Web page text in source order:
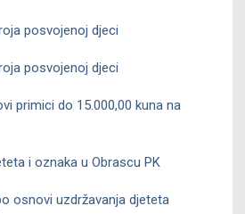
posvojenoj djeci
posvojenoj djeci
primici do 15.000,00 kuna na
i oznaka u Obrascu PK
osnovi uzdržavanja djeteta